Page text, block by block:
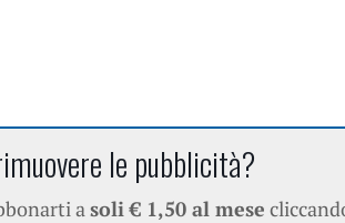
le pubblicità?
a soli € 1,50 al mese